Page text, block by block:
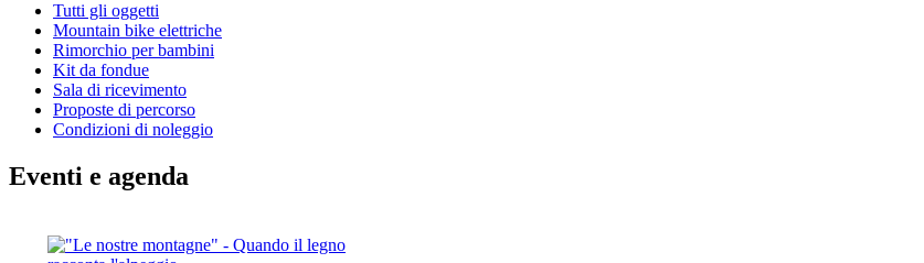
Tutti gli oggetti
Mountain bike elettriche
Rimorchio per bambini
Kit da fondue
Sala di ricevimento
Proposte di percorso
Condizioni di noleggio
Eventi e agenda